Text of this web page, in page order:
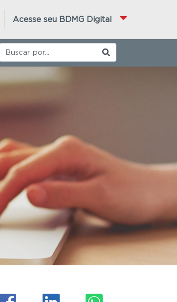
Acesse seu BDMG Digital